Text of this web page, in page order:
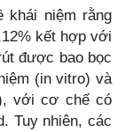
khái niệm rằng
kết hợp với
được bao bọc
(in vitro) và
với cơ chế có
Tuy nhiên, các